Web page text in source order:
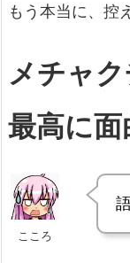
もう本当に、控
メチャ
最高に面
こころ